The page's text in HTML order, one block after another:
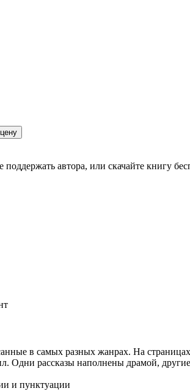
автора, или скачайте книгу
в самых разных жанрах. На
Одни рассказы наполнены драмой,
и пунктуации